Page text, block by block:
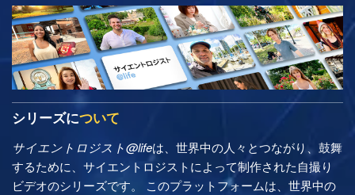
シリーズについて
サイエントロジスト@lifeは、世界中の人々とつながり、鼓舞
するために、サイエントロジストによって制作された自撮り
ビデオのシリーズです。 このプラットフォームは、世界中の